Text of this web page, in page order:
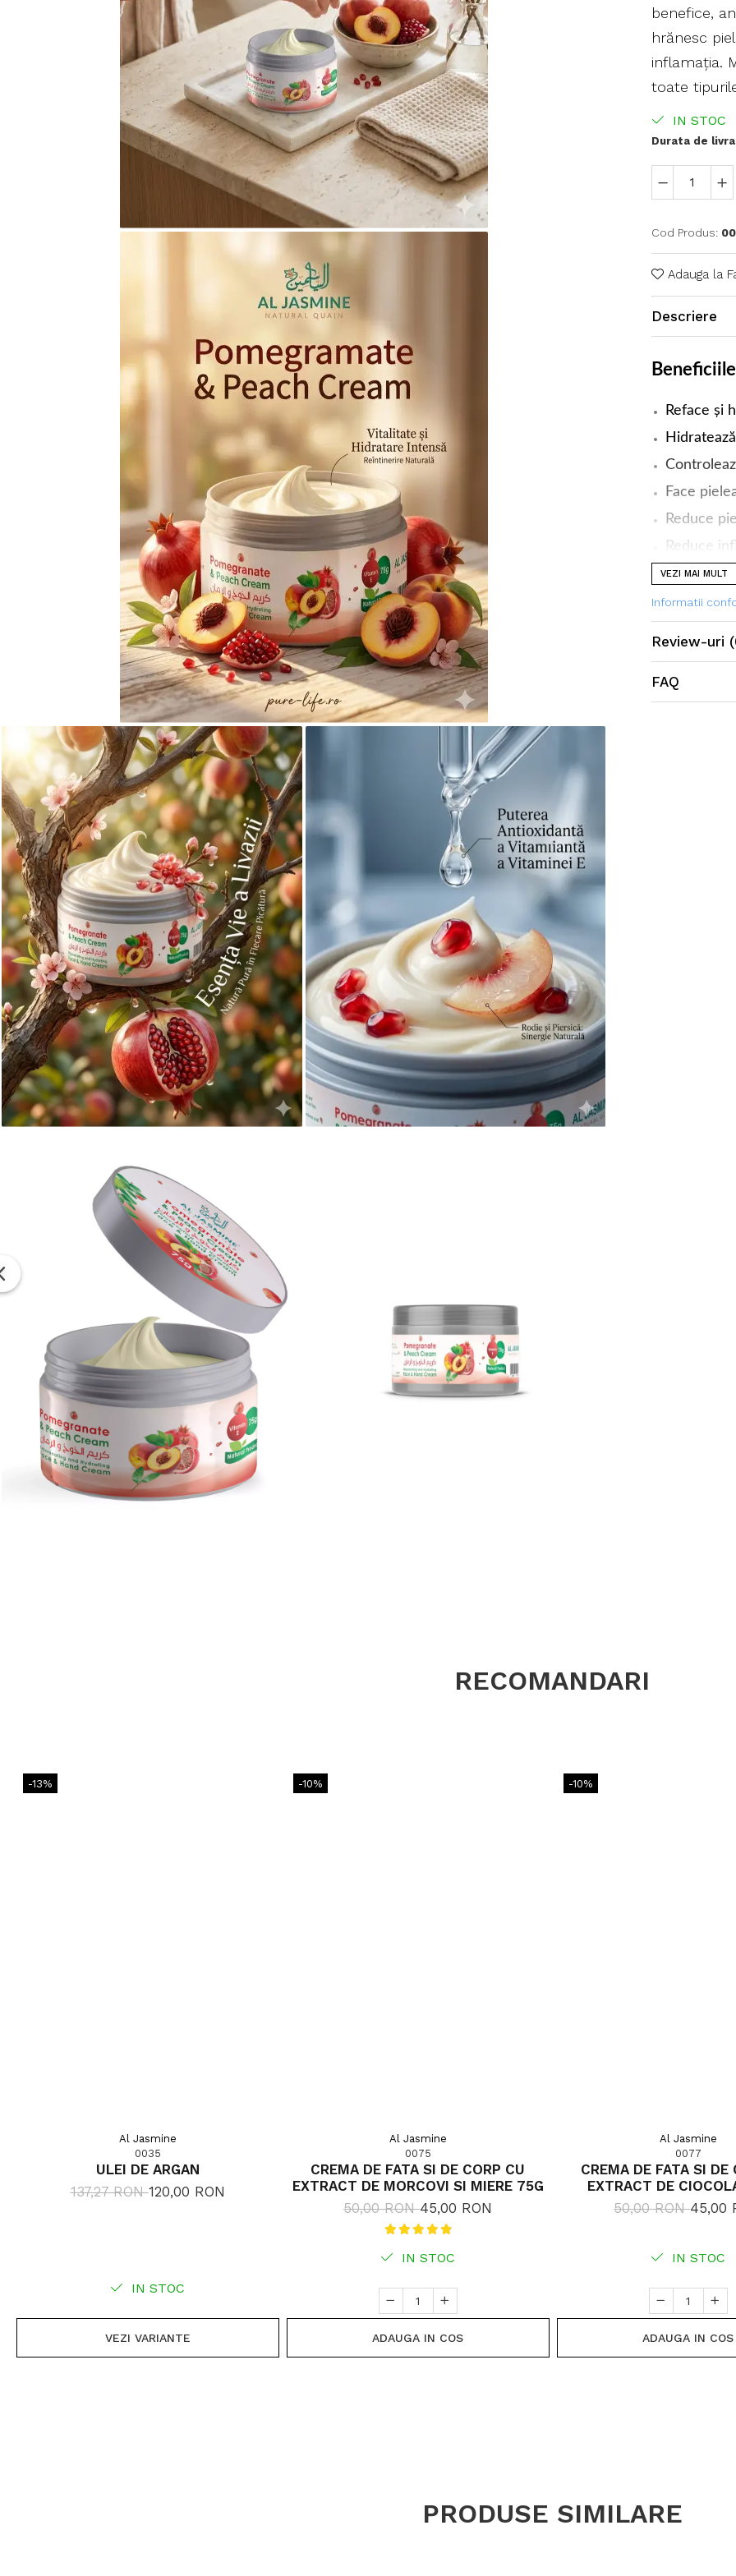
benefice,
hrănesc
inflamația.
toate
IN STOC
Durata de
Cod Produs:
Adauga la
Descriere
Reface și
Face
Reduce
Reduce
Combate
Reface
Aplicarea
VEZI MAI MULT
Informatii
Review-uri
FAQ
RECOMANDARI
-13%
Al Jasmine
0035
ULEI DE ARGAN
137,27 RON120,00 RON
IN STOC
VEZI VARIANTE
-10%
Al Jasmine
0075
CREMA DE FATA SI DE CORP CU
EXTRACT DE MORCOVI SI MIERE 75G
50,00 RON45,00 RON
IN STOC
ADAUGA IN COS
-10%
Al Jasmine
0077
CREMA DE FATA SI DE
EXTRACT DE
50,00 RON45,00
IN STOC
ADAUGA IN COS
PRODUSE SIMILARE